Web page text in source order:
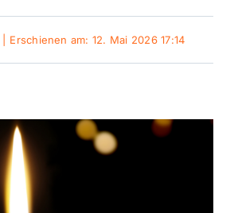
Erschienen am: 12. Mai 2026 17:14